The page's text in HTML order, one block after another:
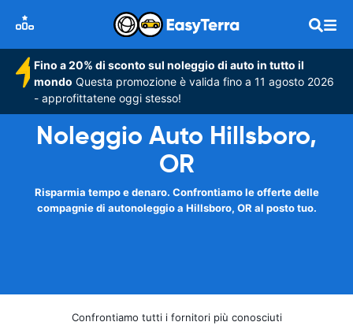
Fino a 20% di sconto sul noleggio di auto in tutto il
mondo Questa promozione è valida fino a 11 agosto 2026
- approfittatene oggi stesso!
Noleggio Auto Hillsboro,
OR
Risparmia tempo e denaro. Confrontiamo le offerte delle
compagnie di autonoleggio a Hillsboro, OR al posto tuo.
Confrontiamo tutti i fornitori più conosciuti